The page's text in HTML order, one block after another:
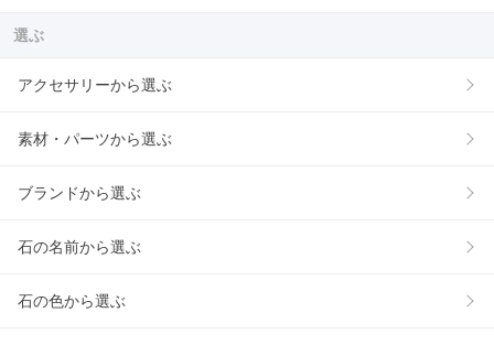
選ぶ
アクセサリーから選ぶ
素材・パーツから選ぶ
ブランドから選ぶ
石の名前から選ぶ
石の色から選ぶ